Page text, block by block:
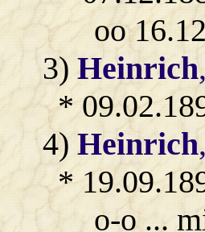
oo
3)Heinrich
*
4)Heinrich
*
o-o ...